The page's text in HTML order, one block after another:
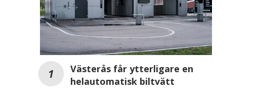
Västerås får ytterligare en
helautomatisk biltvätt